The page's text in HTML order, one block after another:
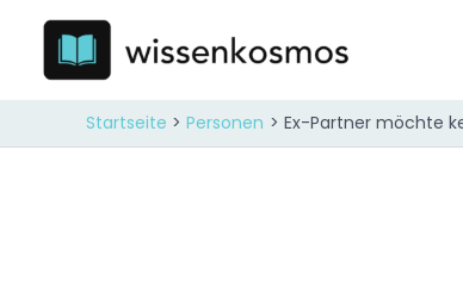
springen
Startseite Personen Ex-Partner möchte